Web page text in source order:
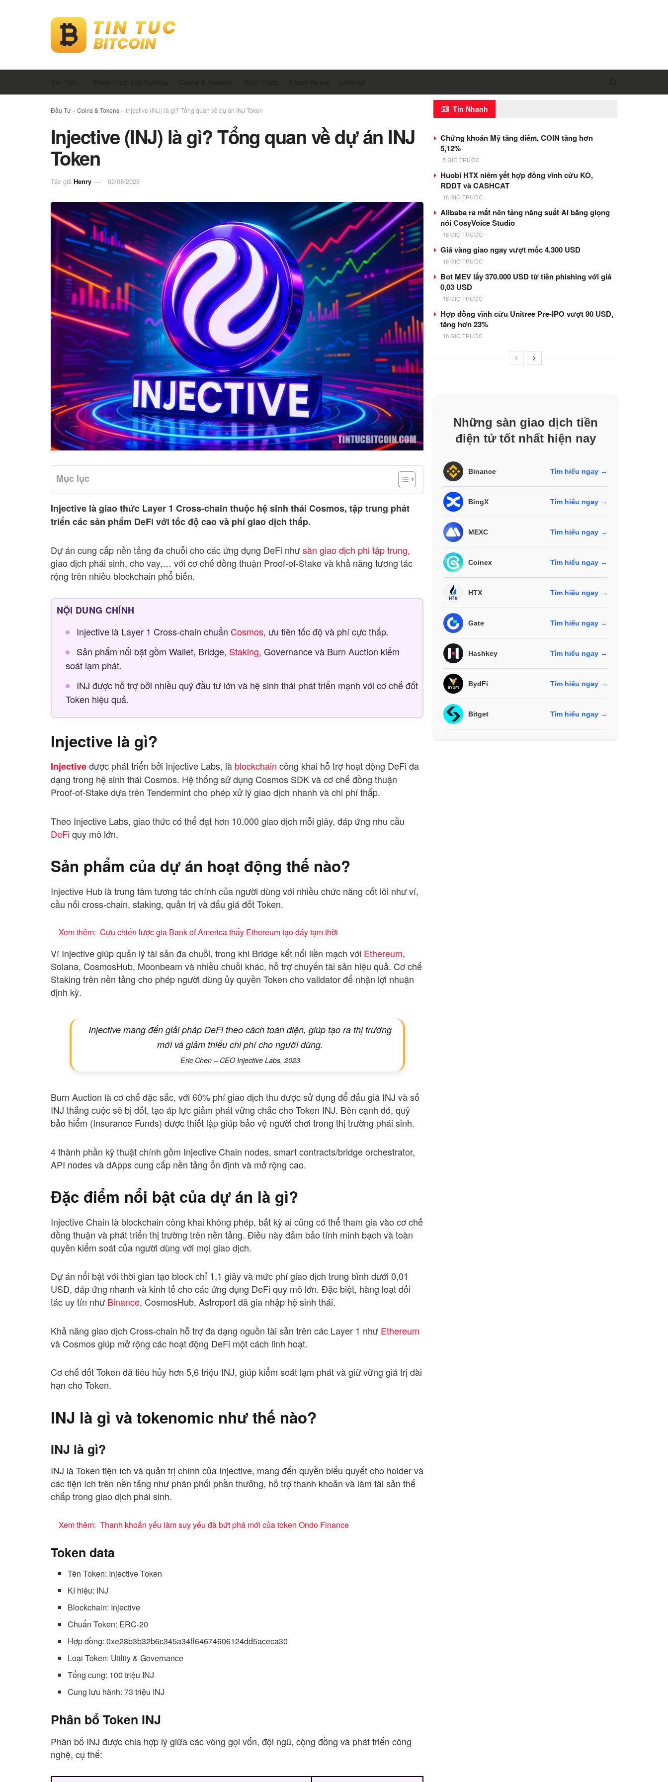
Đầu Tư» Coins & Tokens » Injective (INJ) là gì? Tổng quan về dự án INJ Token
Injective (INJ) là gì? Tổng quan về dự án INJ
Token
Tác giả Henry 02/08/2025
Mục lục
Injective là giao thức Layer 1 Cross-chain thuộc hệ sinh thái Cosmos, tập trung phát
triển các sản phẩm DeFi với tốc độ cao và phí giao dịch thấp.
Dự án cung cấp nền tảng đa chuỗi cho các ứng dụng DeFi nhưsàn giao dịch phi tập trung,
giao dịch phái sinh, cho vay,… với cơ chế đồng thuận Proof-of-Stake và khả năng tương tác
rộng trên nhiều blockchain phổ biến.
NỘI DUNG CHÍNH
Injective là Layer 1 Cross-chain chuẩn Cosmos, ưu tiên tốc độ và phí cực thấp.
Sản phẩm nổi bật gồm Wallet, Bridge, Staking, Governance và Burn Auction kiểm
soát lạm phát.
INJ được hỗ trợ bởi nhiều quỹ đầu tư lớn và hệ sinh thái phát triển mạnh với cơ chế đốt
Token hiệu quả.
Injective là gì?
Injectiveđược phát triển bởi Injective Labs, là blockchain công khai hỗ trợ hoạt động DeFi đa
dạng trong hệ sinh thái Cosmos. Hệ thống sử dụng Cosmos SDK và cơ chế đồng thuận
Proof-of-Stake dựa trên Tendermint cho phép xử lý giao dịch nhanh và chi phí thấp.
Theo Injective Labs, giao thức có thể đạt hơn 10.000 giao dịch mỗi giây, đáp ứng nhu cầu
DeFi quy mô lớn.
Sản phẩm của dự án hoạt động thế nào?
Injective Hub là trung tâm tương tác chính của người dùng với nhiều chức năng cốt lõi như ví,
cầu nối cross-chain, staking, quản trị và đấu giá đốt Token.
Xem thêm: Cựu chiến lược gia Bank of America thấy Ethereum tạo đáy tạm thời
Ví Injective giúp quản lý tài sản đa chuỗi, trong khi Bridge kết nối liền mạch với Ethereum,
Solana, CosmosHub, Moonbeam và nhiều chuỗi khác, hỗ trợ chuyển tài sản hiệu quả. Cơ chế
Staking trên nền tảng cho phép người dùng ủy quyền Token cho validator để nhận lợi nhuận
định kỳ.
Injective mang đến giải pháp DeFi theo cách toàn diện, giúp tạo ra thị trường
mới và giảm thiểu chi phí cho người dùng.
Eric Chen – CEO Injective Labs, 2023
Burn Auction là cơ chế đặc sắc, với 60% phí giao dịch thu được sử dụng để đấu giá INJ và số
INJ thắng cuộc sẽ bị đốt, tạo áp lực giảm phát vững chắc cho Token INJ. Bên cạnh đó, quỹ
bảo hiểm (Insurance Funds) được thiết lập giúp bảo vệ người chơi trong thị trường phái sinh.
4 thành phần kỹ thuật chính gồm Injective Chain nodes, smart contracts/bridge orchestrator,
API nodes và dApps cung cấp nền tảng ổn định và mở rộng cao.
Đặc điểm nổi bật của dự án là gì?
Injective Chain là blockchain công khai không phép, bất kỳ ai cũng có thể tham gia vào cơ chế
đồng thuận và phát triển thị trường trên nền tảng. Điều này đảm bảo tính minh bạch và toàn
quyền kiểm soát của người dùng với mọi giao dịch.
Dự án nổi bật với thời gian tạo block chỉ 1,1 giây và mức phí giao dịch trung bình dưới 0,01
USD, đáp ứng nhanh và kinh tế cho các ứng dụng DeFi quy mô lớn. Đặc biệt, hàng loạt đối
tác uy tín như Binance, CosmosHub, Astroport đã gia nhập hệ sinh thái.
Khả năng giao dịch Cross-chain hỗ trợ đa dạng nguồn tài sản trên các Layer 1 như Ethereum
và Cosmos giúp mở rộng các hoạt động DeFi một cách linh hoạt.
Cơ chế đốt Token đã tiêu hủy hơn 5,6 triệu INJ, giúp kiểm soát lạm phát và giữ vững giá trị dài
hạn cho Token.
INJ là gì và tokenomic như thế nào?
INJ là gì?
INJ là Token tiện ích và quản trị chính của Injective, mang đến quyền biểu quyết cho holder và
các tiện ích trên nền tảng như phân phối phần thưởng, hỗ trợ thanh khoản và làm tài sản thế
chấp trong giao dịch phái sinh.
Xem thêm: Thanh khoản yếu làm suy yếu đà bứt phá mới của token Ondo Finance
Token data
Tên Token: Injective Token
Kí hiệu: INJ
Blockchain: Injective
Chuẩn Token: ERC-20
Hợp đồng: 0xe28b3b32b6c345a34ff64674606124dd5aceca30
Loại Token: Utility & Governance
Tổng cung: 100 triệu INJ
Cung lưu hành: 73 triệu INJ
Phân bổ Token INJ
Phân bổ INJ được chia hợp lý giữa các vòng gọi vốn, đội ngũ, cộng đồng và phát triển công
nghệ, cụ thể:
Tin Nhanh
Chứng khoán Mỹ tăng điểm, COIN tăng hơn
5,12%
5 GIỜ TRƯỚC
Huobi HTX niêm yết hợp đồng vĩnh cửu KO,
RDDT và CASHCAT
18 GIỜ TRƯỚC
Alibaba ra mắt nền tảng năng suất AI bằng giọng
nói CosyVoice Studio
18 GIỜ TRƯỚC
Giá vàng giao ngay vượt mốc 4.300 USD
18 GIỜ TRƯỚC
Bot MEV lấy 370.000 USD từ tiền phishing với giá
0,03 USD
18 GIỜ TRƯỚC
Hợp đồng vĩnh cửu Unitree Pre-IPO vượt 90 USD,
tăng hơn 23%
18 GIỜ TRƯỚC
Những sàn giao dịch tiền
điện tử tốt nhất hiện nay
Binance Tìm hiểu ngay →
BingX Tìm hiểu ngay →
MEXC Tìm hiểu ngay →
Coinex Tìm hiểu ngay →
HTX Tìm hiểu ngay →
Gate Tìm hiểu ngay →
Hashkey Tìm hiểu ngay →
BydFi Tìm hiểu ngay →
Bitget Tìm hiểu ngay →